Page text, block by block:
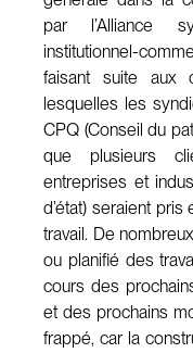
par l’Alliance
institutionnel-
faisant suite aux
lesquelles les
CPQ (Conseil du
que plusieurs
entreprises et
d’état) seraient
travail. De
ou planifié des
cours des
et des prochains
frappé, car la